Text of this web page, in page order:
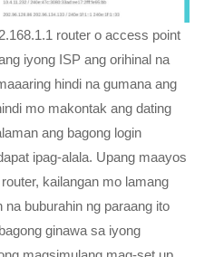
router o access point
iyong ISP ang orihinal na
hindi na gumana ang
mo makontak ang dating
ang bagong login
ipag-alala. Upang maayos
kailangan mo lamang
na buburahin ng paraang ito
ginawa sa iyong